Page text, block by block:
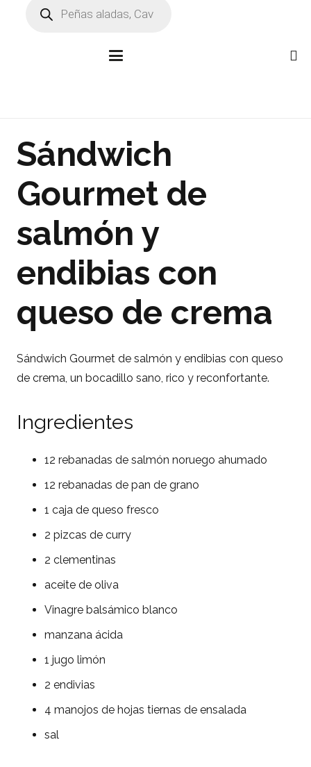
productos
Sándwich
Gourmet de
salmón y
endibias con
queso de crema
Sándwich Gourmet de salmón y endibias con queso
de crema, un bocadillo sano, rico y reconfortante.
Ingredientes
12 rebanadas de salmón noruego ahumado
12 rebanadas de pan de grano
1 caja de queso fresco
2 pizcas de curry
2 clementinas
aceite de oliva
Vinagre balsámico blanco
manzana ácida
1 jugo limón
2 endivias
4 manojos de hojas tiernas de ensalada
sal